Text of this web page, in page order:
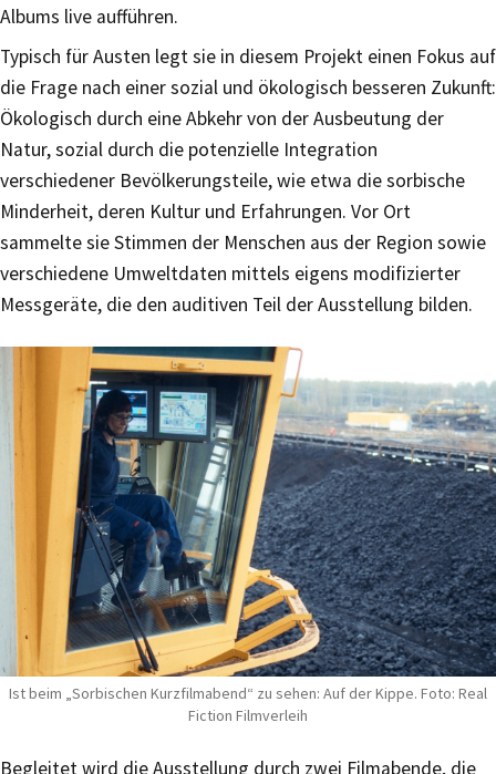
Albums live aufführen.
Typisch für Austen legt sie in diesem Projekt einen Fokus auf
die Frage nach einer sozial und ökologisch besseren Zukunft:
Ökologisch durch eine Abkehr von der Ausbeutung der
Natur, sozial durch die potenzielle Integration
verschiedener Bevölkerungsteile, wie etwa die sorbische
Minderheit, deren Kultur und Erfahrungen. Vor Ort
sammelte sie Stimmen der Menschen aus der Region sowie
verschiedene Umweltdaten mittels eigens modifizierter
Messgeräte, die den auditiven Teil der Ausstellung bilden.
Ist beim „Sorbischen Kurzfilmabend“ zu sehen: Auf der Kippe. Foto: Real
Fiction Filmverleih
Begleitet wird die Ausstellung durch zwei Filmabende, die